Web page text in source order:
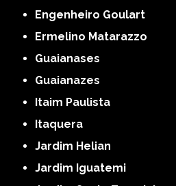
Engenheiro Goulart
Ermelino Matarazzo
Guaianases
Guaianazes
Itaim Paulista
Itaquera
Jardim Helian
Jardim Iguatemi